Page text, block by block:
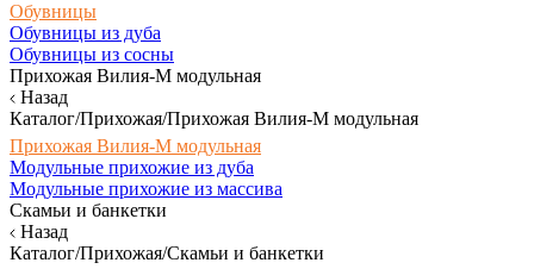
Обувницы
Обувницы из дуба
Обувницы из сосны
Прихожая Вилия-М модульная
Назад
Каталог/Прихожая/Прихожая Вилия-М модульная
Прихожая Вилия-М модульная
Модульные прихожие из дуба
Модульные прихожие из массива
Скамьи и банкетки
Назад
Каталог/Прихожая/Скамьи и банкетки